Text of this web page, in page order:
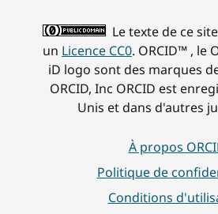
Le texte de ce
un Licence CC0. ORCID™ , le
iD logo sont des marques
ORCID, Inc ORCID est
Unis et dans d'autres
À propos
Politique de
Conditions